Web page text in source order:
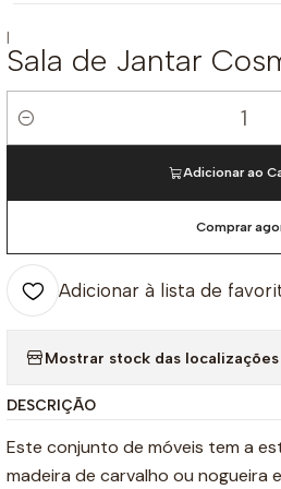
|
Sala de Jantar
Quantidade
Adicionar ao
Comprar
Adicionar à lista de
Mostrar stock das localizações
DESCRIÇÃO
Este conjunto de móveis tem a
madeira de carvalho ou nogueira